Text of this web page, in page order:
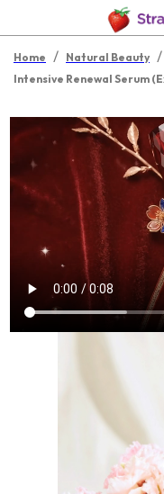
Home / Natural Beauty /
Intensive Renewal Serum